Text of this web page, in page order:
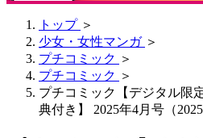
トップ ＞
少女・女性マンガ ＞
プチコミック ＞
プチコミック ＞
プチコミック【デジタル
典付き】 2025年4月号（